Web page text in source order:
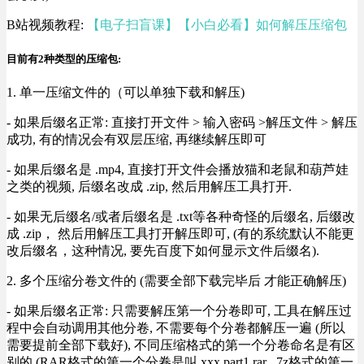
B站视频教程: 【电子扫盲课】【小白必看】如何解压压缩包
目前有2种类型的压缩包:
1. 单一压缩文件的（可以单独下载和解压)
- 如果后缀名正常: 直接打开文件 > 输入密码 >解压文件 > 解压
成功, 有的情况会有双层压缩, 再继续解压即可
- 如果后缀名是 .mp4, 直接打开文件会播放猫和老鼠和葫芦娃
之类的视频, 后缀名改成 .zip, 然后用解压工具打开.
- 如果无后缀名/或者后缀名是 .txt等各种奇怪的后缀名, 后缀改
成 .zip， 然后用解压工具打开解压即可, (有的系统默认不能更
改后缀名，这种情况, 要先百度下如何显示文件后缀名).
2. 多个压缩分卷文件的 (需要全部下载完毕后 才能正确解压)
- 如果后缀名正常: 只需要解压第一个分卷即可, 工具在解压过
程中会自动调用其他分卷, 不需要每个分卷都解压一遍 (所以
需要提前全部下载好), 不同压缩格式的第一个分卷命名是有区